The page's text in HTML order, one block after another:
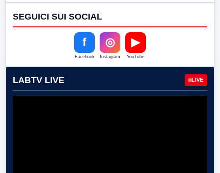
SEGUICI SUI SOCIAL
f
Facebook
◎
Instagram
▶
YouTube
LABTV LIVE LIVE